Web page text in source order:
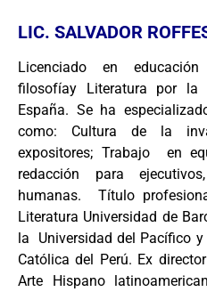
LIC. SALVADOR
Licenciado en
filosofíay Literatura por la
España. Se ha
como: Cultura de la
expositores; Trabajo en
redacción para
humanas. Título
Literatura Universidad de
la Universidad del Pacífico
Católica del Perú. Ex
Arte Hispano